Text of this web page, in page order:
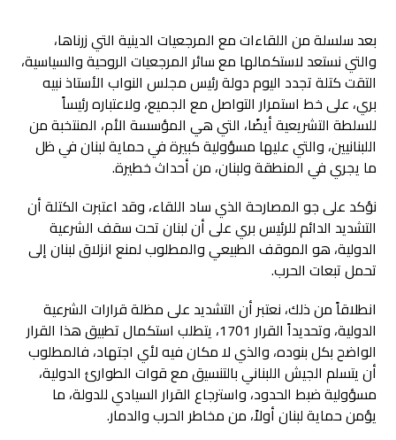
بعد سلسلة من اللقاءات مع المرجعيات الدينية التي زرناها،
والتي نستعد لاستكمالها مع سائر المرجعيات الروحية والسياسية،
التقت كتلة تجدد اليوم دولة رئيس مجلس النواب الأستاذ نبيه
بري، على خط استمرار التواصل مع الجميع، ولاعتباره رئيساً
للسلطة التشريعية أيضًا، التي هي المؤسسة الأم، المنتخبة من
اللبنانيين، والتي عليها مسؤولية كبيرة في حماية لبنان في ظل
ما يجري في المنطقة ولبنان، من أحداث خطيرة.
نؤكد على جو المصارحة الذي ساد اللقاء، وقد اعتبرت الكتلة أن
التشديد الدائم للرئيس بري على أن لبنان تحت سقف الشرعية
الدولية، هو الموقف الطبيعي والمطلوب لمنع انزلاق لبنان إلى
تحمل تبعات الحرب.
انطلاقاً من ذلك، نعتبر أن التشديد على مظلة قرارات الشرعية
الدولية، وتحديداً القرار 1701، يتطلب استكمال تطبيق هذا القرار
الواضح بكل بنوده، والذي لا مكان فيه لأي اجتهاد، فالمطلوب
أن يتسلم الجيش اللبناني بالتنسيق مع قوات الطوارئ الدولية،
مسؤولية ضبط الحدود، واسترجاع القرار السيادي للدولة، ما
يؤمن حماية لبنان أولاً، من مخاطر الحرب والدمار.